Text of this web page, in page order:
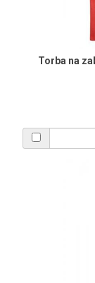
Torba na